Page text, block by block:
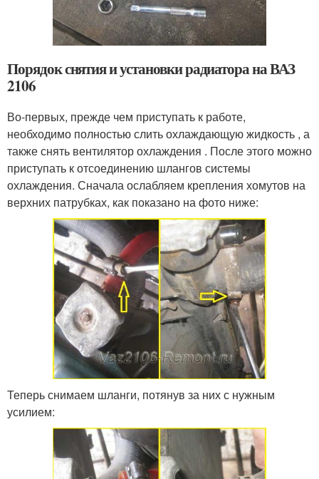
Порядок снятия и установки радиатора на ВАЗ
2106
Во-первых, прежде чем приступать к работе,
необходимо полностью слить охлаждающую жидкость , а
также снять вентилятор охлаждения . После этого можно
приступать к отсоединению шлангов системы
охлаждения. Сначала ослабляем крепления хомутов на
верхних патрубках, как показано на фото ниже:
Теперь снимаем шланги, потянув за них с нужным
усилием: